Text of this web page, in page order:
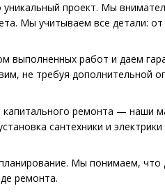
проект. Мы
Мы учитываем все детали:
выполненных работ и даем
не требуя дополнительной
ремонта — наши
сантехники и
Мы понимаем, что
ремонта.